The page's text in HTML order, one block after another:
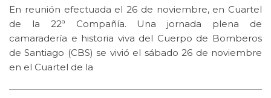
En reunión efectuada el 26 de noviembre, en Cuartel
de la 22ª Compañía. Una jornada plena de
camaradería e historia viva del Cuerpo de Bomberos
de Santiago (CBS) se vivió el sábado 26 de noviembre
en el Cuartel de la